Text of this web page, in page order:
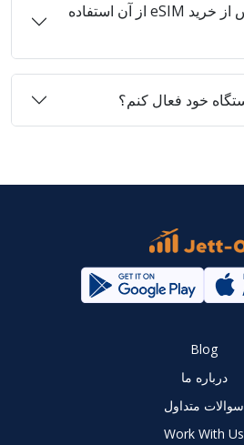
آیا می‌توانم بلافاصله پس از خرید eSIM از آن استفاده
Blog
درباره ما
سوالات متداول
Work With Us